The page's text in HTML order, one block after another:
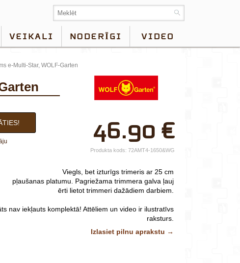
VEIKALI NODERĪGI VIDEO
e-Multi-Star, WOLF-Garten
Jūsu vārds*
46.90 €
Produkta kods: 72AMT4-1650&WG
Viegls, bet izturīgs trimeris ar 25 cm
pļaušanas platumu. Pagriežama trimmera galva ļauj
ērti lietot trimmeri dažādiem darbiem.
nav iekļauts komplektā! Attēliem un video ir ilustratīvs
raksturs.
Izlasiet pilnu aprakstu →